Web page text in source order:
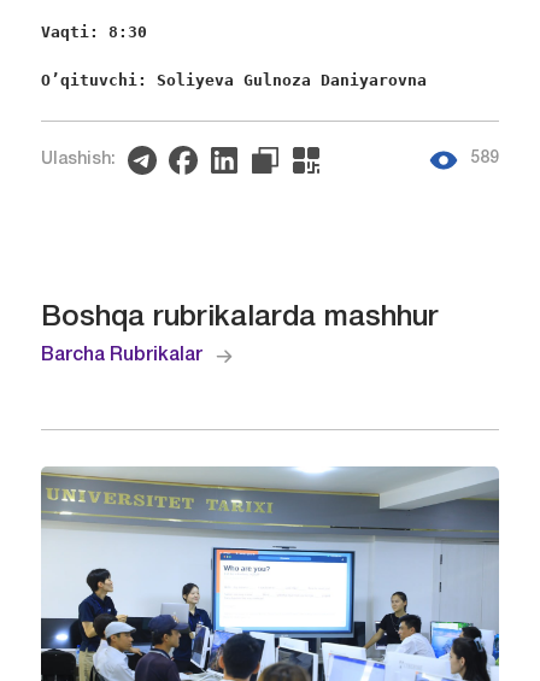
Vaqti: 8:30
O’qituvchi: Soliyeva Gulnoza Daniyarovna
Ulashish: 589
Boshqa rubrikalarda mashhur
Barcha Rubrikalar